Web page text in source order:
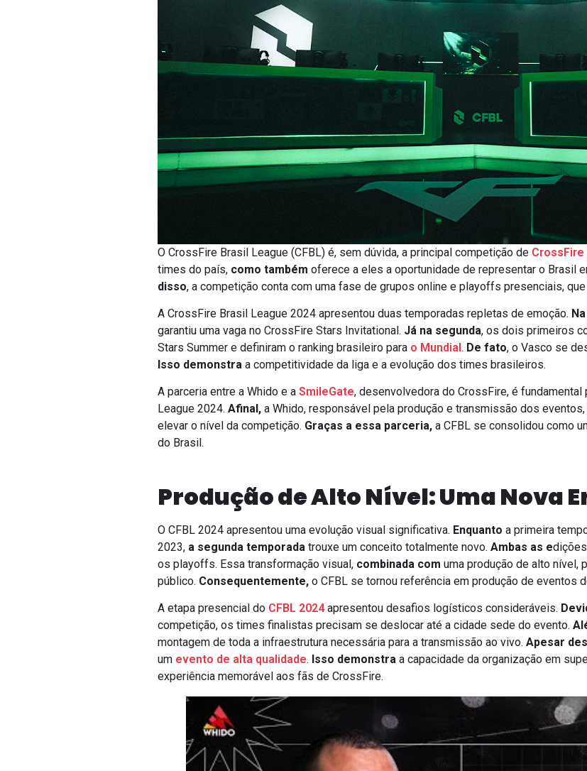
O CrossFire Brasil League (CFBL) é, sem dúvida, a principal competição de CrossFire
times do país, como também oferece a eles a oportunidade de representar o Brasil
disso, a competição conta com uma fase de grupos online e playoffs presenciais,
A CrossFire Brasil League 2024 apresentou duas temporadas repletas de emoção.
garantiu uma vaga no CrossFire Stars Invitational. Já na segunda, os dois primeiros
Stars Summer e definiram o ranking brasileiro para o Mundial. De fato, o Vasco se
Isso demonstra a competitividade da liga e a evolução dos times brasileiros.
A parceria entre a Whido e a SmileGate, desenvolvedora do CrossFire, é
League 2024. Afinal, a Whido, responsável pela produção e transmissão dos
elevar o nível da competição. Graças a essa parceria, a CFBL se consolidou como
do Brasil.
Produção de Alto Nível: Uma Nova
O CFBL 2024 apresentou uma evolução visual significativa. Enquanto a primeira
2023, a segunda temporada trouxe um conceito totalmente novo. Ambas as e
os playoffs. Essa transformação visual, combinada com uma produção de alto nível,
público. Consequentemente, o CFBL se tornou referência em produção de eventos
A etapa presencial do CFBL 2024apresentou desafios logísticos consideráveis.
competição, os times finalistas precisam se deslocar até a cidade sede do evento.
montagem de toda a infraestrutura necessária para a transmissão ao vivo. Apesar
um evento de alta qualidade. Isso demonstra a capacidade da organização em
experiência memorável aos fãs de CrossFire.